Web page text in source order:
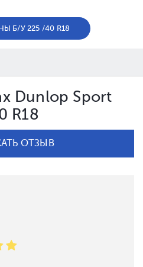
Б/У 225 /40 R18
Dunlop Sport
R18
ОТЗЫВ